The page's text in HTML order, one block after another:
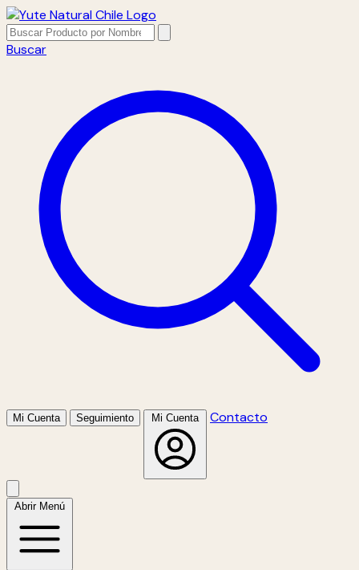
Buscar
Mi Cuenta Seguimiento Mi Cuenta Contacto
Abrir Menú